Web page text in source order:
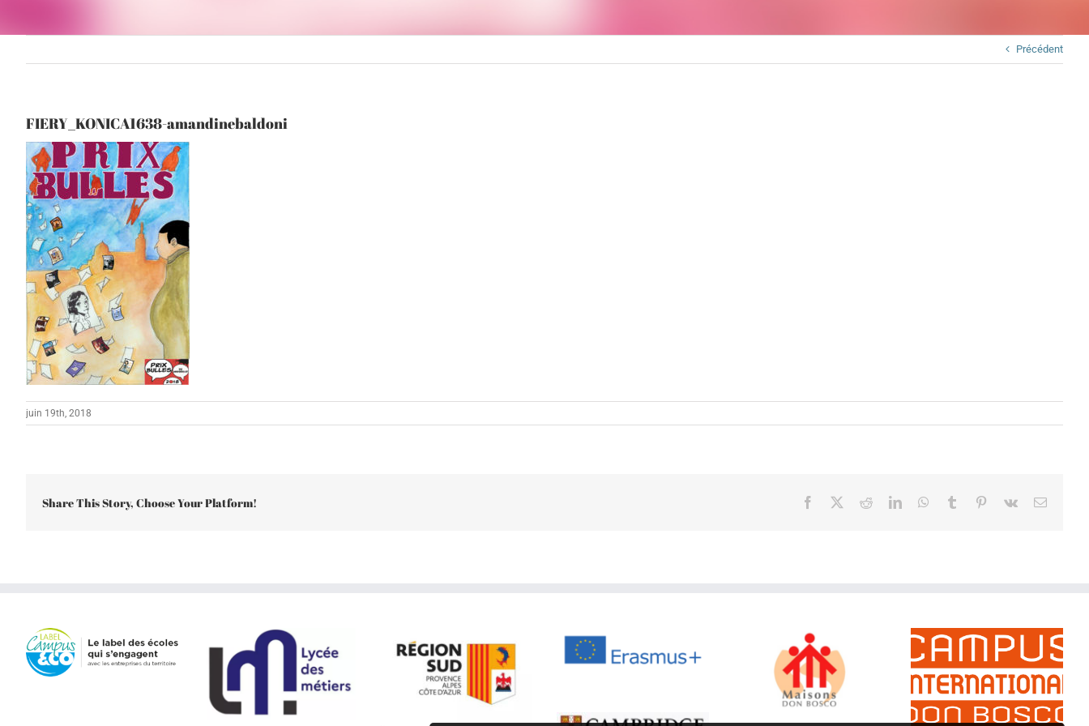
Précédent
FIERY_KONICA1638-amandinebaldoni
juin 19th, 2018
Share This Story, Choose Your Platform! Facebook RedditLinkedInWhatsApp
Tumblr Pinterest
Vk Email